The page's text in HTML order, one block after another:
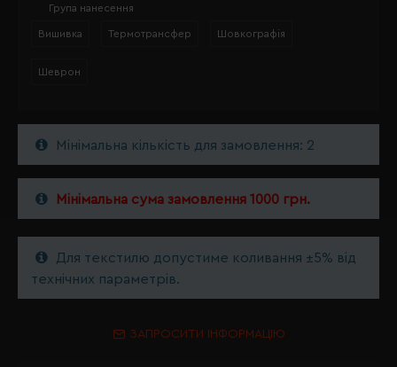
Група нанесення
Вишивка Термотрансфер Шовкографія
Шеврон
Мінімальна кількість для замовлення: 2
Мінімальна сума замовлення 1000 грн.
Для текстилю допустиме коливання ±5% від
технічних параметрів.
ЗАПРОСИТИ ІНФОРМАЦІЮ